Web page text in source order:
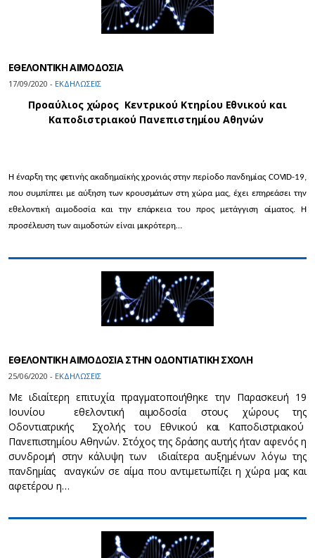
ΕΘΕΛΟΝΤΙΚΗ ΑΙΜΟΔΟΣΙΑ
17/09/2020 - ΕΚΔΗΛΩΣΕΙΣ
Προαύλιος χώρος Κεντρικού Κτηρίου Εθνικού και
Καποδιστριακού Πανεπιστημίου Αθηνών
Η έναρξη της φετινής ακαδημαϊκής χρονιάς στην περίοδο πανδημίας COVID-19,
που συμπίπτει με αύξηση των κρουσμάτων στη χώρα μας, έχει επηρεάσει την
εθελοντική αιμοδοσία και την επάρκεια του προς μετάγγιση αίματος. Η
προσέλευση των αιμοδοτών είναι μικρότερη…
ΕΘΕΛΟΝΤΙΚΗ ΑΙΜΟΔΟΣΙΑ ΣΤΗΝ ΟΔΟΝΤΙΑΤΙΚΗ ΣΧΟΛΗ
25/06/2020 - ΕΚΔΗΛΩΣΕΙΣ
Με ιδιαίτερη επιτυχία πραγματοποιήθηκε την Παρασκευή 19
Ιουνίου εθελοντική αιμοδοσία στους χώρους της
Οδοντιατρικής Σχολής του Εθνικού και Καποδιστριακού
Πανεπιστημίου Αθηνών. Στόχος της δράσης αυτής ήταν αφενός η
συνδρομή στην κάλυψη των ιδιαίτερα αυξημένων λόγω της
πανδημίας αναγκών σε αίμα που αντιμετωπίζει η χώρα μας και
αφετέρου η…